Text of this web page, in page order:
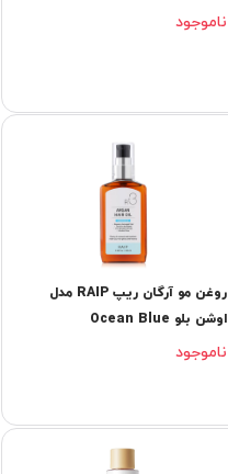
ناموجود
روغن مو آرگان ریپ RAIP مدل
اوشن بلو Ocean Blue
ناموجود